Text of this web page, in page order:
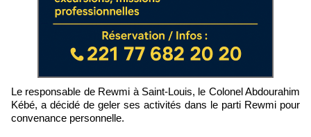
Le responsable de Rewmi à Saint-Louis, le Colonel Abdourahim
Kébé, a décidé de geler ses activités dans le parti Rewmi pour
convenance personnelle.